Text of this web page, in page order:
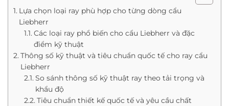
Lựa chọn loại ray phù hợp cho từng dòng cẩu
Liebherr
Các loại ray phổ biến cho cẩu Liebherr và đặc
điểm kỹ thuật
Thông số kỹ thuật và tiêu chuẩn quốc tế cho ray cẩu
Liebherr
So sánh thông số kỹ thuật ray theo tải trọng và
khẩu độ
Tiêu chuẩn thiết kế quốc tế và yêu cầu chất